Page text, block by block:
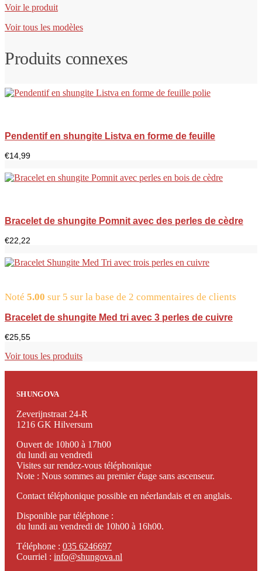
Voir le produit
Voir tous les modèles
Produits connexes
Pendentif en shungite Listva en forme de feuille
€14,99
Bracelet de shungite Pomnit avec des perles de cèdre
€22,22
Noté 5.00 sur 5 sur la base de 2 commentaires de clients
Bracelet de shungite Med tri avec 3 perles de cuivre
€25,55
Voir tous les produits
SHUNGOVA
Zeverijnstraat 24-R
1216 GK Hilversum
Ouvert de 10h00 à 17h00
du lundi au vendredi
Visites sur rendez-vous téléphonique
Note : Nous sommes au premier étage sans ascenseur.
Contact téléphonique possible en néerlandais et en anglais.
Disponible par téléphone :
du lundi au vendredi de 10h00 à 16h00.
Téléphone : 035 6246697
Courriel : info@shungova.nl